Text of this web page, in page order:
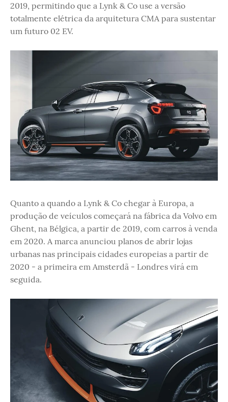
2019, permitindo que a Lynk & Co use a versão
totalmente elétrica da arquitetura CMA para sustentar
um futuro 02 EV.
Quanto a quando a Lynk & Co chegar à Europa, a
produção de veículos começará na fábrica da Volvo em
Ghent, na Bélgica, a partir de 2019, com carros à venda
em 2020. A marca anunciou planos de abrir lojas
urbanas nas principais cidades europeias a partir de
2020 - a primeira em Amsterdã - Londres virá em
seguida.